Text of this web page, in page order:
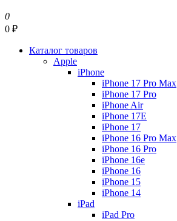
0
0 ₽
Каталог товаров
Apple
iPhone
iPhone 17 Pro Max
iPhone 17 Pro
iPhone Air
iPhone 17E
iPhone 17
iPhone 16 Pro Max
iPhone 16 Pro
iPhone 16e
iPhone 16
iPhone 15
iPhone 14
iPad
iPad Pro